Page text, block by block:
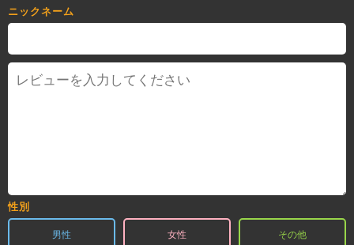
ニックネーム
性別
男性 女性 その他